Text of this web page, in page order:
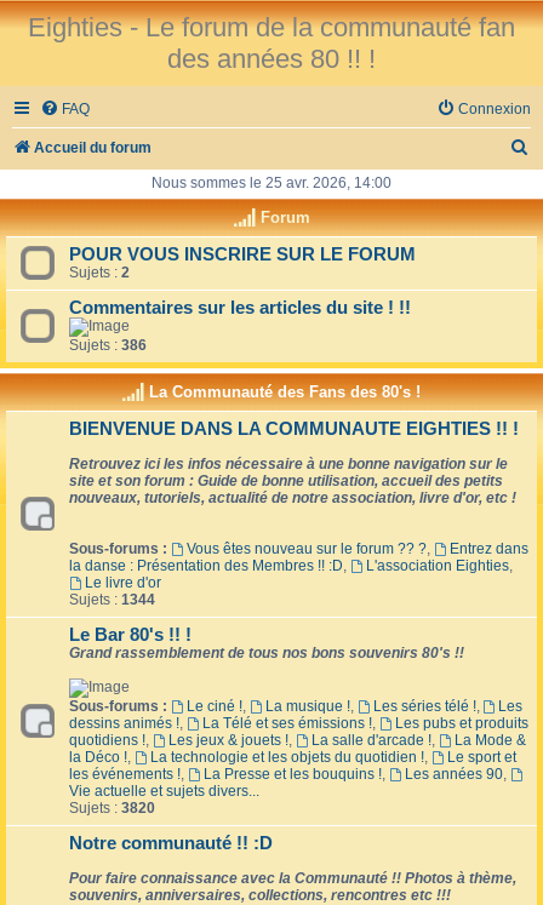
Eighties - Le forum de la communauté fan
des années 80 !! !
FAQ Connexion
Accueil du forum
h
h
e
Nous sommes le 25 avr. 2026, 14:00
Forum
POUR VOUS INSCRIRE SUR LE FORUM
Sujets : 2
Commentaires sur les articles du site ! !!
Sujets : 386
La Communauté des Fans des 80's !
BIENVENUE DANS LA COMMUNAUTE EIGHTIES !! !
Retrouvez ici les infos nécessaire à une bonne navigation sur le
site et son forum : Guide de bonne utilisation, accueil des petits
nouveaux, tutoriels, actualité de notre association, livre d'or, etc !
Sous-forums : Vous êtes nouveau sur le forum ?? ?,
Entrez dans
la danse : Présentation des Membres !! :D, L'association Eighties,
Le livre d'or
Sujets : 1344
Le Bar 80's !! !
Grand rassemblement de tous nos bons souvenirs 80's !!
Sous-forums : Le ciné !, La musique !, Les séries télé !,
Les
dessins animés !, La Télé et ses émissions !,
Les pubs et produits
quotidiens !, Les jeux & jouets !, La salle d'arcade !,
La Mode &
la Déco !, La technologie et les objets du quotidien !,
Le sport et
les événements !, La Presse et les bouquins !, Les années 90,
Vie actuelle et sujets divers...
Sujets : 3820
Notre communauté !! :D
Pour faire connaissance avec la Communauté !! Photos à thème,
souvenirs, anniversaires, collections, rencontres etc !!!